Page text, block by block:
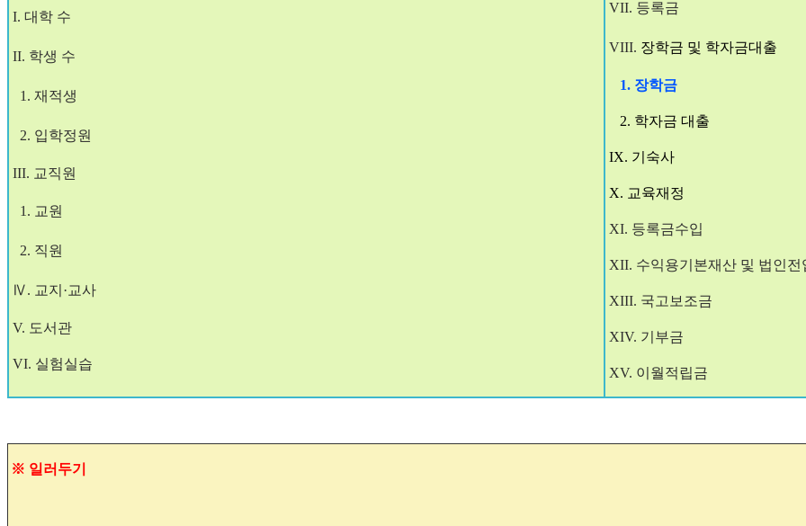
I. 대학 수
II. 학생 수
1. 재적생
2. 입학정원
III. 교직원
1. 교원
2. 직원
Ⅳ. 교지 ·교사
V. 도서 관
VI. 실험실습
VII. 등록금
VIII. 장학금 및 학자금대출
1. 장학금
2. 학자금 대출
IX. 기숙사
X. 교육재정
XI. 등록금수입
XII. 수익용기본재산 및 법인전
XIII. 국고보조금
XIV. 기부금
XV. 이월적립금
※ 일러두기